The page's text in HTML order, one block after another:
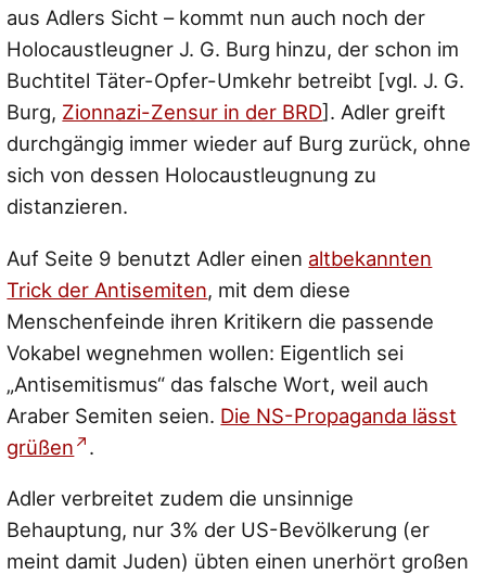
aus Adlers Sicht – kommt nun auch noch der
Holocaustleugner J. G. Burg hinzu, der schon im
Buchtitel Täter-Opfer-Umkehr betreibt [vgl. J. G.
Burg, Zionnazi-Zensur in der BRD]. Adler greift
durchgängig immer wieder auf Burg zurück, ohne
sich von dessen Holocaustleugnung zu
distanzieren.
Auf Seite 9 benutzt Adler einen altbekannten
Trick der Antisemiten, mit dem diese
Menschenfeinde ihren Kritikern die passende
Vokabel wegnehmen wollen: Eigentlich sei
„Antisemitismus“ das falsche Wort, weil auch
Araber Semiten seien. Die NS-Propaganda lässt
grüßen
.
Adler verbreitet zudem die unsinnige
Behauptung, nur 3% der US-Bevölkerung (er
meint damit Juden) übten einen unerhört großen